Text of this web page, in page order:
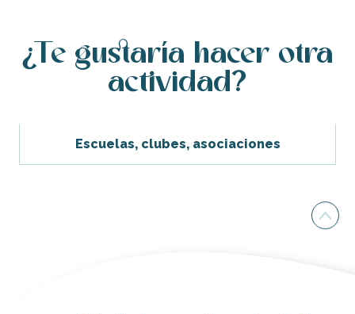
¿Te gustaría hacer otra
actividad?
Escuelas, clubes, asociaciones